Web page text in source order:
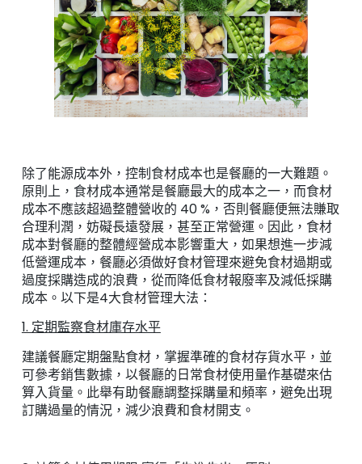
除了能源成本外，控制食材成本也是餐廳的一大難題。
原則上，食材成本通常是餐廳最大的成本之一，而食材
成本不應該超過整體營收的 40 %，否則餐廳便無法賺取
合理利潤，妨礙長遠發展，甚至正常營運。因此，食材
成本對餐廳的整體經營成本影響重大，如果想進一步減
低營運成本，餐廳必須做好食材管理來避免食材過期或
過度採購造成的浪費，從而降低食材報廢率及減低採購
成本。以下是4大食材管理大法：
1. 定期監察食材庫存水平
建議餐廳定期盤點食材，掌握準確的食材存貨水平，並
可參考銷售數據，以餐廳的日常食材使用量作基礎來估
算入貨量。此舉有助餐廳調整採購量和頻率，避免出現
訂購過量的情況，減少浪費和食材開支。